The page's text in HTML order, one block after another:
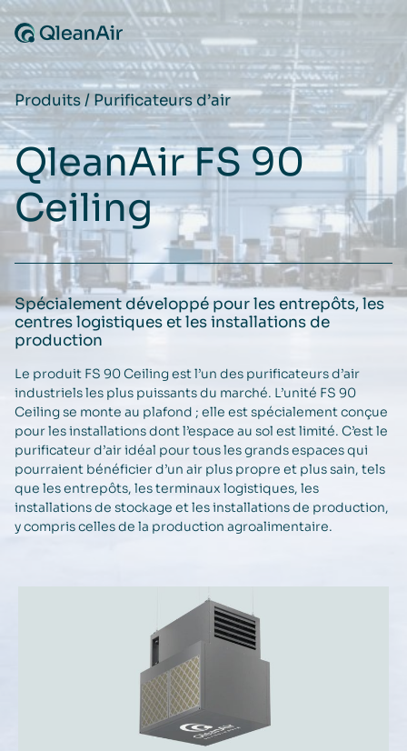
Aller au contenu
Produits/Purificateurs d’air
QleanAir FS 90
Ceiling
Spécialement développé pour les entrepôts, les
centres logistiques et les installations de
production
Le produit FS 90 Ceiling est l’un des purificateurs d’air
industriels les plus puissants du marché. L’unité FS 90
Ceiling se monte au plafond ; elle est spécialement conçue
pour les installations dont l’espace au sol est limité. C’est le
purificateur d’air idéal pour tous les grands espaces qui
pourraient bénéficier d’un air plus propre et plus sain, tels
que les entrepôts, les terminaux logistiques, les
installations de stockage et les installations de production,
y compris celles de la production agroalimentaire.